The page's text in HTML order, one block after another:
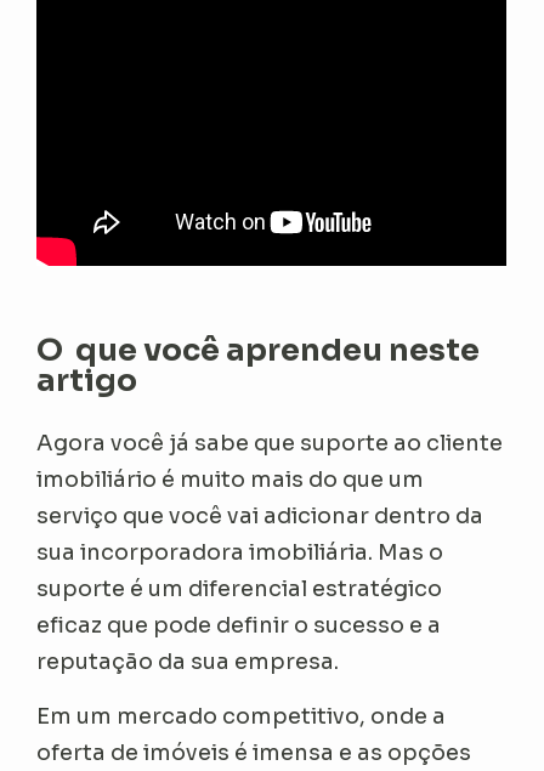
O que você aprendeu neste
artigo
Agora você já sabe que suporte ao cliente
imobiliário é muito mais do que um
serviço que você vai adicionar dentro da
sua incorporadora imobiliária. Mas o
suporte é um diferencial estratégico
eficaz que pode definir o sucesso e a
reputação da sua empresa.
Em um mercado competitivo, onde a
oferta de imóveis é imensa e as opções